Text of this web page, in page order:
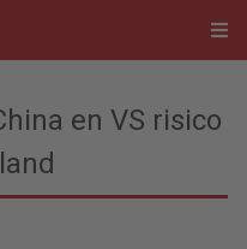
en VS risico